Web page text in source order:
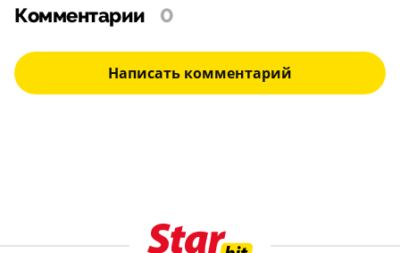
Комментарии 0
Написать комментарий